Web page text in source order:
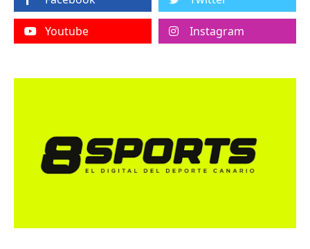
Youtube Instagram